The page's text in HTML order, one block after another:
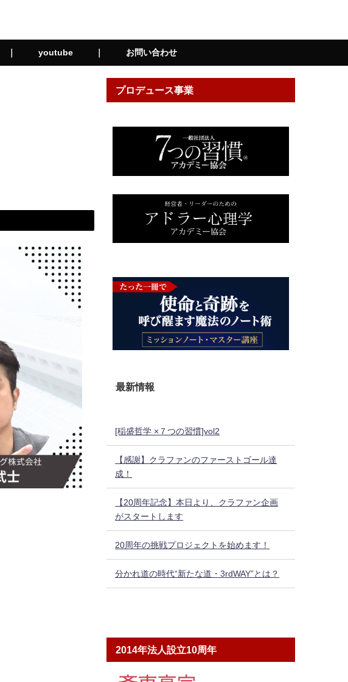
youtube ｜ お問い合わせ
プロデュース事業
最新情報
[稲盛哲学 ×７つの習慣]vol2
【感謝】クラファンのファーストゴール達
成！
【20周年記念】本日より、クラファン企画
がスタートします
20周年の挑戦プロジェクトを始めます！
分かれ道の時代“新たな道・3rdWAY”とは？
2014年法人設立10周年